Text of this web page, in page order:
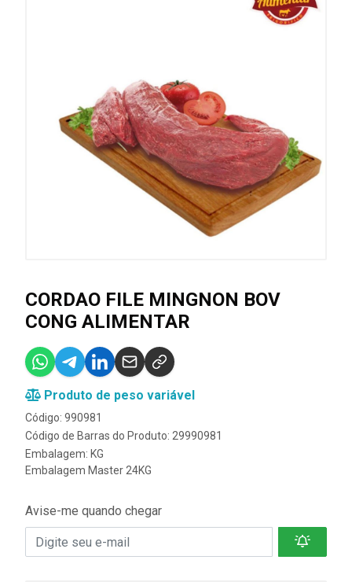
CORDAO FILE MINGNON BOV
CONG ALIMENTAR
Produto de peso variável
Código: 990981
Código de Barras do Produto: 29990981
Embalagem: KG
Embalagem Master 24KG
Avise-me quando chegar